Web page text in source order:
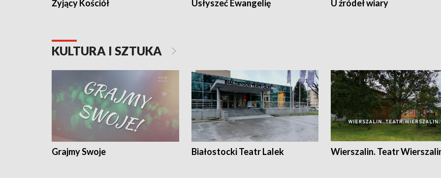
Żyjący Kościół Usłyszeć Ewangelię U źródeł wiary
KULTURA I SZTUKA
Grajmy Swoje Białostocki Teatr Lalek Wierszalin. Teatr